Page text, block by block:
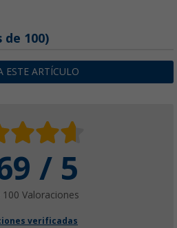
de 100)
ESTE ARTÍCULO
/ 5
100 Valoraciones
verificadas